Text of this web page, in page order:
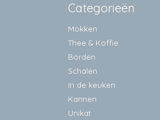
Categorieën
Mokken
Thee & Koffie
Borden
Schalen
In de keuken
Kannen
Unikat